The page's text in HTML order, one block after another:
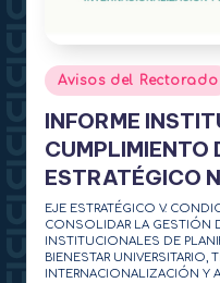
Publicado
en
Avisos del Rectorado
INFORME
CUMPLIMIENTO
ESTRATÉGICO
EJE ESTRATÉGICO V.
CONSOLIDAR LA GESTIÓN
INSTITUCIONALES DE
BIENESTAR UNIVERSITARIO,
INTERNACIONALIZACIÓN Y